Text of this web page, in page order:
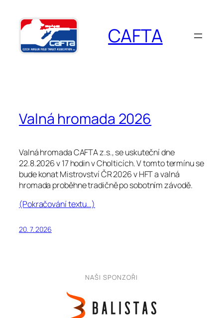
obsah
CAFTA
Valná hromada 2026
Valná hromada CAFTA z.s., se uskuteční dne
22.8.2026 v 17 hodin v Cholticích. V tomto termínu se
bude konat Mistrovství ČR 2026 v HFT a valná
hromada proběhne tradičně po sobotním závodě.
(Pokračování textu…)
20. 7. 2026
NAŠI SPONZOŘI